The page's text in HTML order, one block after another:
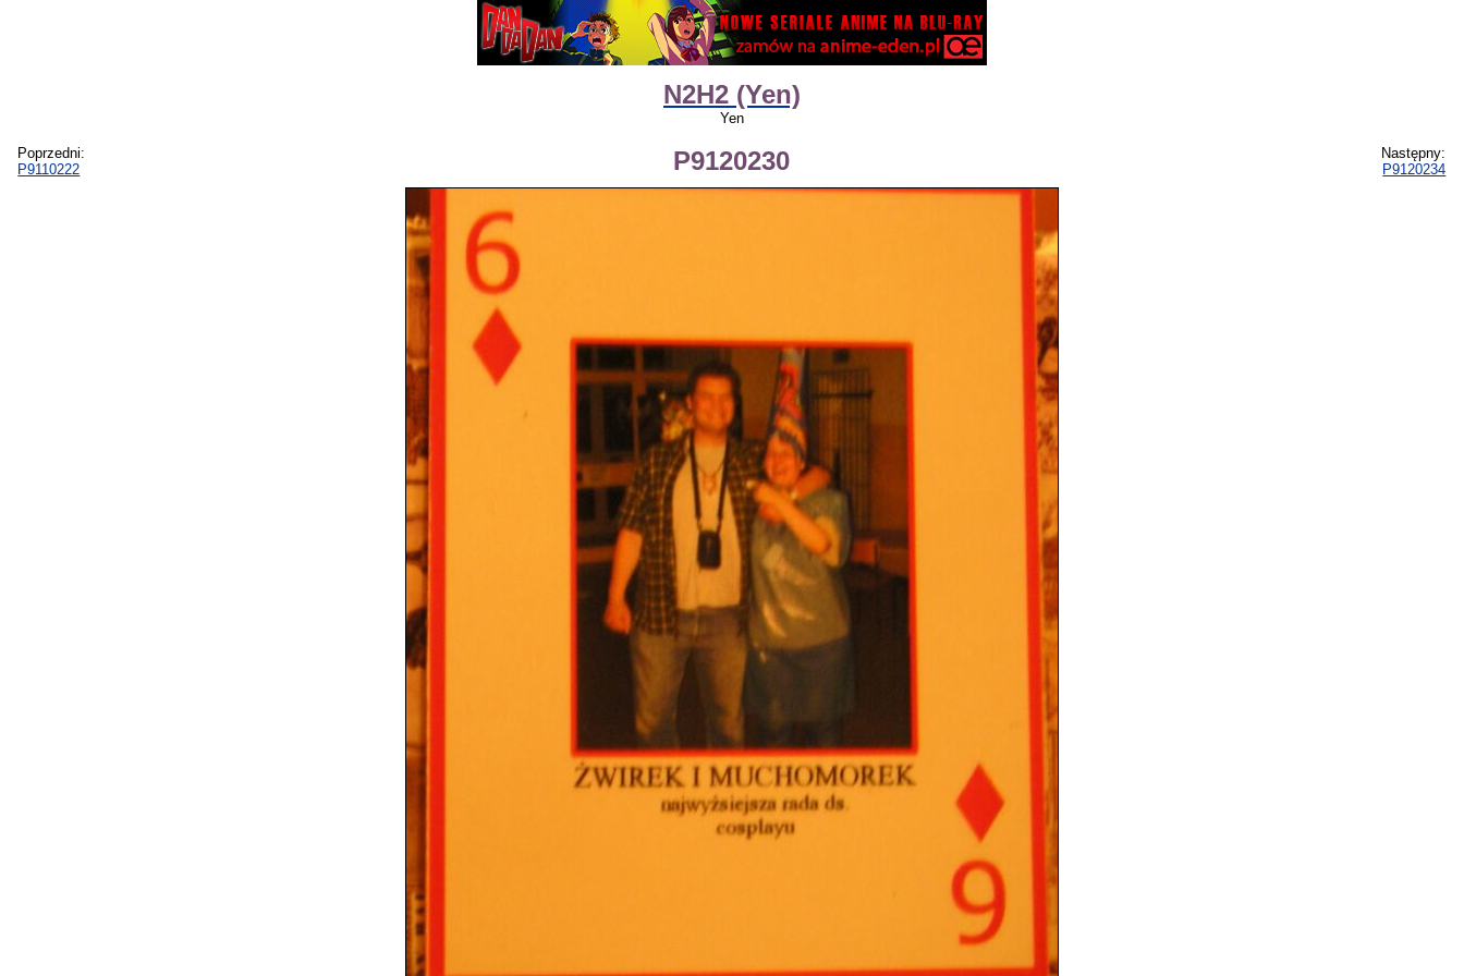
N2H2 (Yen)
Yen
Poprzedni:
P9110222
P9120230
Następny:
P9120234